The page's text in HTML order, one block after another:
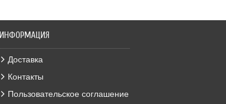
ИНФОРМАЦИЯ
Доставка
Контакты
Пользовательское соглашение